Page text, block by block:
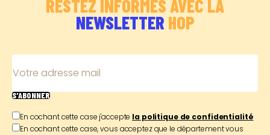
RESTEZ INFORMÉS AVEC LA
NEWSLETTER HOP
Votre adresse mail
S'ABONNER
En cochant cette case j'accepte la politique de confidentialité
En cochant cette case, vous acceptez que le département vous